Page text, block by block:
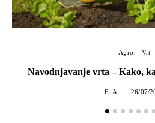
Agro Vrt
Navodnjavanje vrta – Kako,
E. A. 26/07/